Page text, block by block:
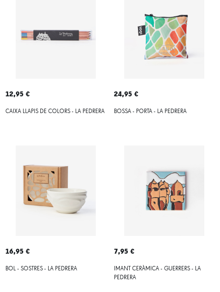
12,95 €
CAIXA LLAPIS DE COLORS - LA PEDRERA
24,95 €
BOSSA - PORTA - LA PEDRERA
16,95 €
BOL - SOSTRES - LA PEDRERA
7,95 €
IMANT CERÀMICA - GUERRERS - LA
PEDRERA